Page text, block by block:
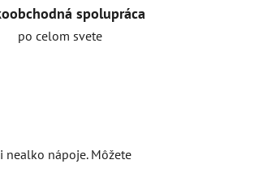
spolupráca
po celom svete
nealko nápoje. Môžete